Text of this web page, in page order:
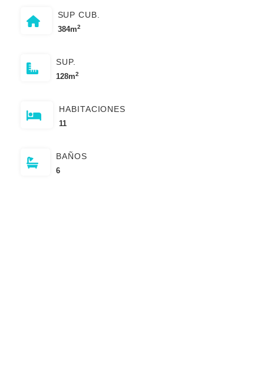
SUP CUB.
384m2
SUP.
128m2
HABITACIONES
11
BAÑOS
6